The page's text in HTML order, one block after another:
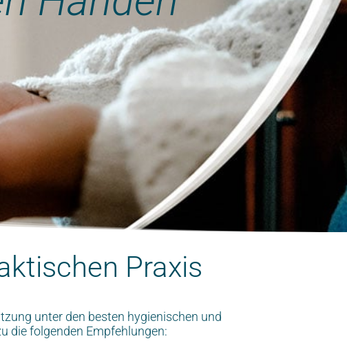
Praxis
unter den besten hygienischen und
die folgenden Empfehlungen: